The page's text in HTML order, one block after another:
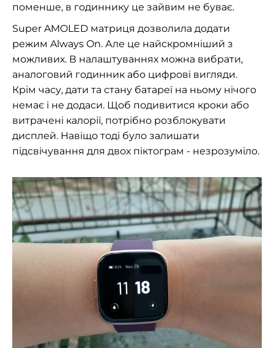
поменше, в годиннику це зайвим не буває.
Super AMOLED матриця дозволила додати
режим Always On. Але це найскромніший з
можливих. В налаштуваннях можна вибрати,
аналоговий годинник або цифрові вигляди.
Крім часу, дати та стану батареї на ньому нічого
немає і не додаси. Щоб подивитися кроки або
витрачені калорії, потрібно розблокувати
дисплей. Навіщо тоді було залишати
підсвічування для двох піктограм - незрозуміло.